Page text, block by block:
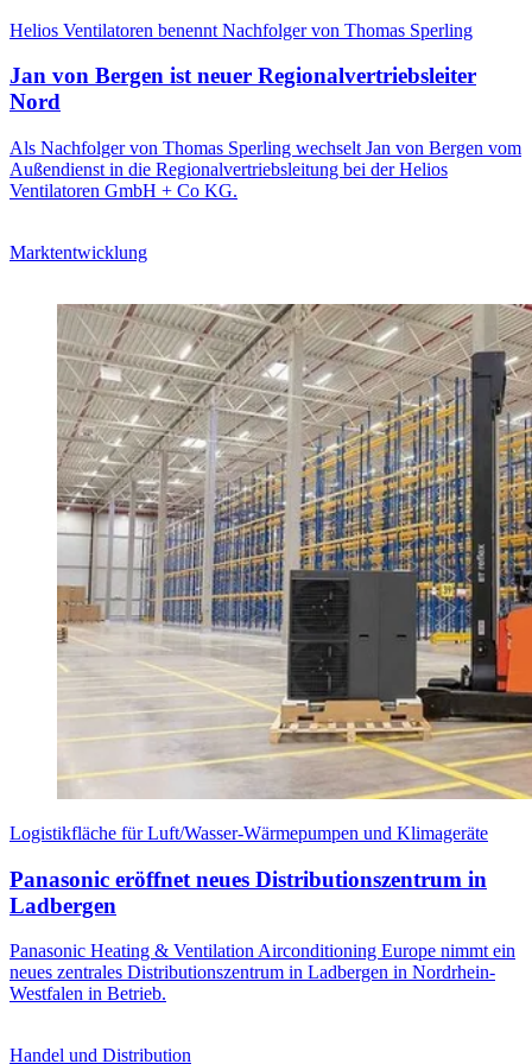
Helios Ventilatoren benennt Nachfolger von Thomas Sperling
Jan von Bergen ist neuer Regionalvertriebsleiter
Nord
Als Nachfolger von Thomas Sperling wechselt Jan von Bergen vom
Außendienst in die Regionalvertriebsleitung bei der Helios
Ventilatoren GmbH + Co KG.
Marktentwicklung
Logistikfläche für Luft/Wasser-Wärmepumpen und Klimageräte
Panasonic eröffnet neues Distributionszentrum in
Ladbergen
Panasonic Heating & Ventilation Airconditioning Europe nimmt ein
neues zentrales Distributionszentrum in Ladbergen in Nordrhein-
Westfalen in Betrieb.
Handel und Distribution